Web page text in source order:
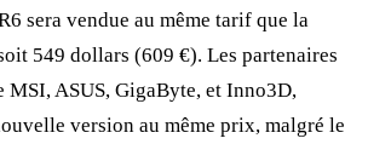
sera vendue au même tarif que la
549 dollars (609 €). Les partenaires
ASUS, GigaByte, et Inno3D,
version au même prix, malgré le